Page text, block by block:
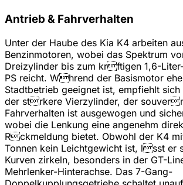
Antrieb & Fahrverhalten
Unter der Haube des Kia K4 arbeiten
Benzinmotoren, wobei das Spektrum
Dreizylinder bis zum krftigen 1,6-
PS reicht. Whrend der Basismotor
Stadtbetrieb geeignet ist, empfiehlt
der strkere Vierzylinder, der
Fahrverhalten ist ausgewogen und
wobei die Lenkung eine angenehm
Rckmeldung bietet. Obwohl der K4
Tonnen kein Leichtgewicht ist, lsst er
Kurven zirkeln, besonders in der GT-
Mehrlenker-Hinterachse. Das 7-Gang-